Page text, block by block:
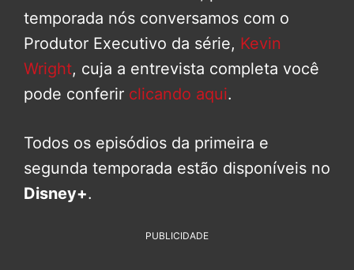
temporada nós conversamos com o
Produtor Executivo da série, Kevin
Wright, cuja a entrevista completa você
pode conferir clicando aqui.
Todos os episódios da primeira e
segunda temporada estão disponíveis no
Disney+.
PUBLICIDADE